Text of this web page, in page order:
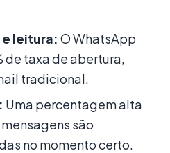
e leitura: O WhatsApp
de taxa de abertura,
tradicional.
Uma percentagem alta
são
no momento certo.